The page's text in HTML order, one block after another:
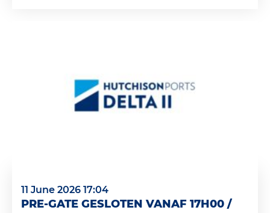
11 June 2026 17:04
PRE-GATE GESLOTEN VANAF 17H00 /